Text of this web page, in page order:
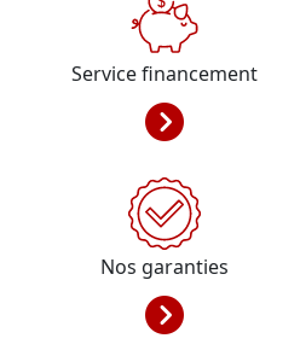
Service financement
Nos garanties